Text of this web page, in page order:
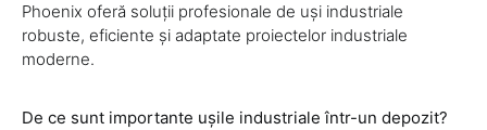
Phoenix oferă soluții profesionale de uși industriale
robuste, eficiente și adaptate proiectelor industriale
moderne.
De ce sunt importante ușile industriale într-un depozit?